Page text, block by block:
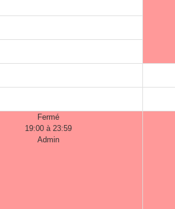
Fermé
19:00 à 23:59
Admin